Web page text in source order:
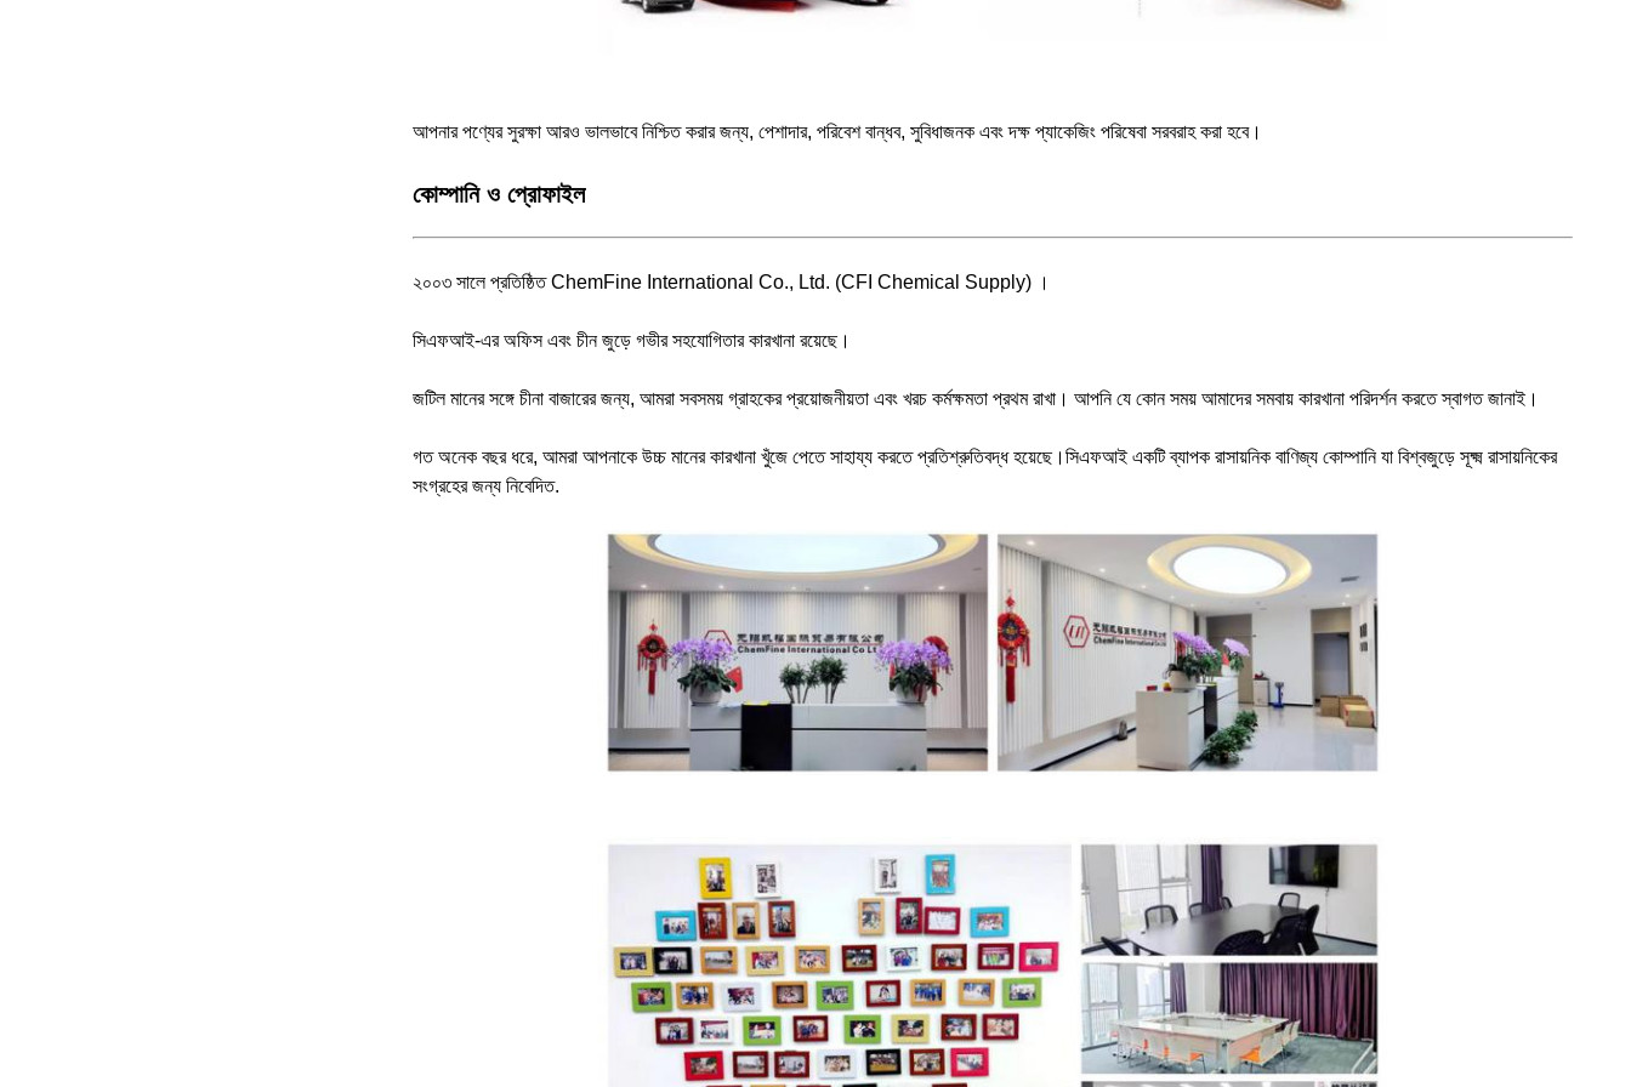
আপনার পণ্যের সুরক্ষা আরও ভালভাবে নিশ্চিত করার জন্য, পেশাদার, পরিবেশ বান্ধব, সুবিধাজনক এবং দক্ষ প্যাকেজিং পরিষেবা সরবরাহ করা হবে।
কোম্পানি ও প্রোফাইল
২০০৩ সালে প্রতিষ্ঠিত ChemFine International Co., Ltd. (CFI Chemical Supply) ।
সিএফআই-এর অফিস এবং চীন জুড়ে গভীর সহযোগিতার কারখানা রয়েছে।
জটিল মানের সঙ্গে চীনা বাজারের জন্য, আমরা সবসময় গ্রাহকের প্রয়োজনীয়তা এবং খরচ কর্মক্ষমতা প্রথম রাখা। আপনি যে কোন সময় আমাদের সমবায় কারখানা পরিদর্শন করতে স্বাগত জানাই।
গত অনেক বছর ধরে, আমরা আপনাকে উচ্চ মানের কারখানা খুঁজে পেতে সাহায্য করতে প্রতিশ্রুতিবদ্ধ হয়েছে।সিএফআই একটি ব্যাপক রাসায়নিক বাণিজ্য কোম্পানি যা বিশ্বজুড়ে সূক্ষ্ম রাসায়নিকের
সংগ্রহের জন্য নিবেদিত.